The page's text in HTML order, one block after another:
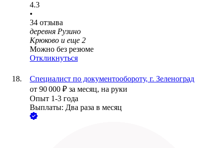
4.3
•
34 отзыва
деревня Рузино
Крюково и еще 2
Можно без резюме
Откликнуться
Специалист по документообороту, г. Зеленоград
от 90 000 ₽ за месяц, на руки
Опыт 1-3 года
Выплаты: Два раза в месяц